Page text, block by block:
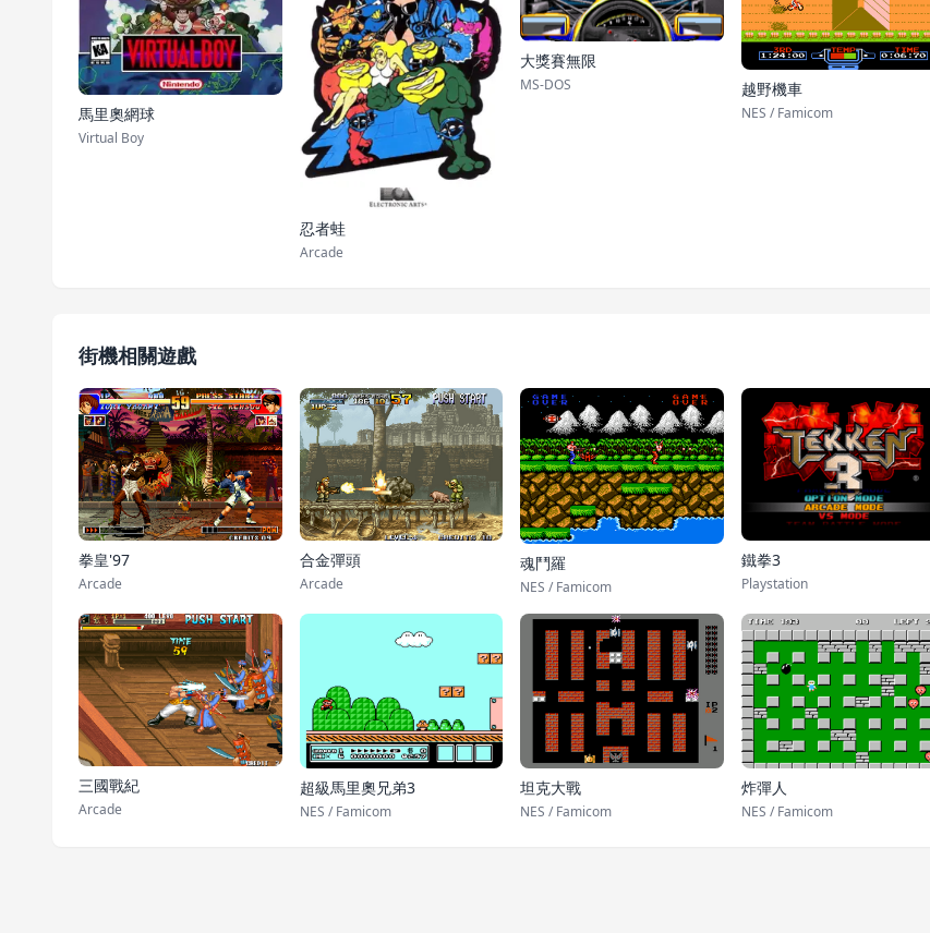
馬里奧網球
Virtual Boy
忍者蛙
Arcade
大獎賽無限
MS-DOS 越野機車
NES / Famicom
街機相關遊戲
拳皇'97
Arcade
合金彈頭
Arcade
魂鬥羅
NES / Famicom
鐵拳3
Playstation
三國戰紀
Arcade
超級馬里奧兄弟3
NES / Famicom
坦克大戰
NES / Famicom
炸彈人
NES / Famicom